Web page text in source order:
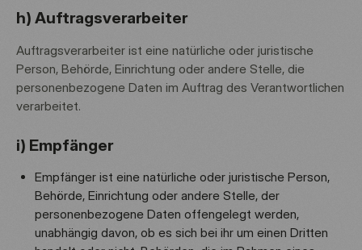
h) Auftragsverarbeiter
Auftragsverarbeiter ist eine natürliche oder juristische
Person, Behörde, Einrichtung oder andere Stelle, die
personenbezogene Daten im Auftrag des Verantwortlichen
verarbeitet.
i) Empfänger
Empfänger ist eine natürliche oder juristische Person,
Behörde, Einrichtung oder andere Stelle, der
personenbezogene Daten offengelegt werden,
unabhängig davon, ob es sich bei ihr um einen Dritten